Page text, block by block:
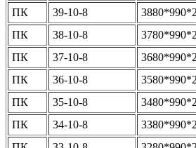
ПК
39-10-8
ПК
38-10-8
ПК
37-10-8
ПК
36-10-8
ПК
35-10-8
ПК
34-10-8